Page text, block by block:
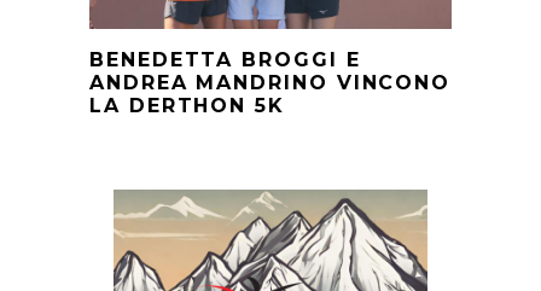
BENEDETTA BROGGI E
ANDREA MANDRINO VINCONO
LA DERTHON 5K